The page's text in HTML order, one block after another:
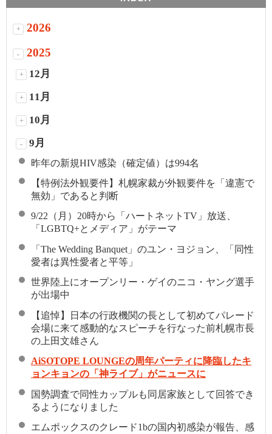
+ 2026
- 2025
+ 12月
+ 11月
+ 10月
- 9月
昨年の新規HIV感染（確定値）は994名
【特例法外観要件】札幌家裁が外観要件を「違憲で
無効」であると判断
9/22（月）20時から「ハートネットTV」放送、
「LGBTQ+とメディア」がテーマ
「The Wedding Banquet」のユン・ヨジョン、「同性
愛者は異性愛者と平等」
世界陸上にオープンリー・ゲイのニコ・ヤング選手
が出場中
【追悼】日本の行政機関の長として初めてパレード
会場に来て感動的なスピーチを行なった前札幌市長
の上田文雄さん
AiSOTOPE LOUNGEの周年パーティに降臨したキ
ョンキョンの「神ライブ」がニュースに
国勢調査で同性カップルも同居家族として回答でき
るようになりました
エムポックスのクレード1bの国内初感染が報告、感